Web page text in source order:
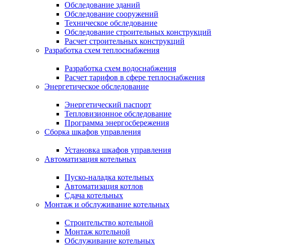
Обследование зданий
Обследование сооружений
Техническое обследование
Обследование строительных конструкций
Расчет строительных конструкций
Разработка схем теплоснабжения
Разработка схем водоснабжения
Расчет тарифов в сфере теплоснабжения
Энергетическое обследование
Энергетический паспорт
Тепловизионное обследование
Программа энергосбережения
Сборка шкафов управления
Установка шкафов управления
Автоматизация котельных
Пуско-наладка котельных
Автоматизация котлов
Сдача котельных
Монтаж и обслуживание котельных
Строительство котельной
Монтаж котельной
Обслуживание котельных